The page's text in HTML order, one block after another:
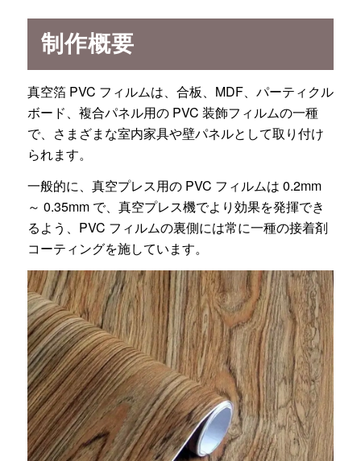
制作概要
真空箔 PVC フィルムは、合板、MDF、パーティクル
ボード、複合パネル用の PVC 装飾フィルムの一種
で、さまざまな室内家具や壁パネルとして取り付け
られます。
一般的に、真空プレス用の PVC フィルムは 0.2mm
～ 0.35mm で、真空プレス機でより効果を発揮でき
るよう、PVC フィルムの裏側には常に一種の接着剤
コーティングを施しています。